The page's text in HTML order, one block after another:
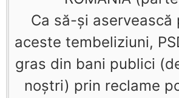
Ca să-şi aservească
aceste tembeliziuni,
gras din bani publici
noştri) prin reclame